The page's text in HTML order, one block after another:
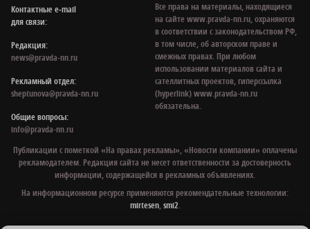
Контактные e‑mail
для связи:
Редакция:
news@pravda-nn.ru
Рекламный отдел:
sheptunova@pravda-nn.ru
Общие вопросы:
info@pravda-nn.ru
Все права на материалы, находящиеся
на сайте www.pravda-nn.ru, охраняются
в соответствии с законодательством РФ,
в том числе, об авторском праве и
смежных правах. При любом
использовании материалов сайта и
сателлитных проектов, гиперссылка
(hyperlink) www.pravda-nn.ru
обязательна.
Публикации с пометкой «На правах рекламы», «Новости компании» оплачены
рекламодателем. Редакция сайта не несет ответственности за достоверность
информации, содержащейся в рекламных объявлениях.
На информационном ресурсе применяются рекомендательные технологии:
mirtesen,smi2.